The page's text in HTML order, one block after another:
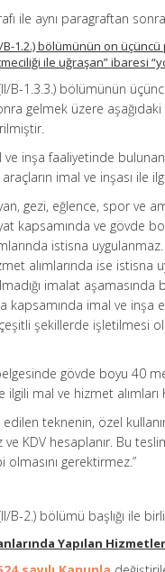
ile aynı paragraftan
B-1.2.) bölümünün on
ile uğraşan” ibaresi
B-1.3.3.) bölümünün
gelmek üzere
inşa faaliyetinde
imal ve inşası ile
gezi, eğlence, spor ve
kapsamında ve gövde
istisna
alımlarında ise
imalat aşamasında
kapsamında imal ve inşa
şekillerde işletilmesi
gövde boyu 40
ilgili mal ve hizmet alımları
teknenin, özel
KDV hesaplanır. Bu
olmasını gerektirmez.”
B-2.) bölümü başlığı ile
Yapılan